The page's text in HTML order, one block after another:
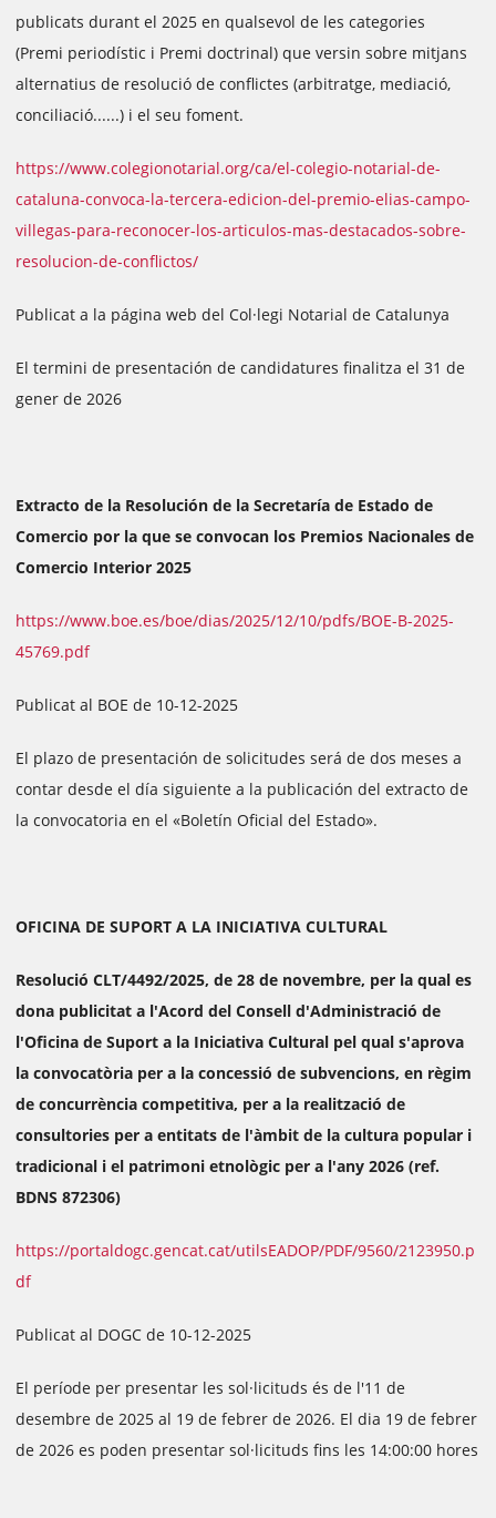
publicats durant el 2025 en qualsevol de les categories
(Premi periodístic i Premi doctrinal) que versin sobre mitjans
alternatius de resolució de conflictes (arbitratge, mediació,
conciliació......) i el seu foment.
https://www.colegionotarial.org/ca/el-colegio-notarial-de-
cataluna-convoca-la-tercera-edicion-del-premio-elias-campo-
villegas-para-reconocer-los-articulos-mas-destacados-sobre-
resolucion-de-conflictos/
Publicat a la página web del Col·legi Notarial de Catalunya
El termini de presentación de candidatures finalitza el 31 de
gener de 2026
Extracto de la Resolución de la Secretaría de Estado de
Comercio por la que se convocan los Premios Nacionales de
Comercio Interior 2025
https://www.boe.es/boe/dias/2025/12/10/pdfs/BOE-B-2025-
45769.pdf
Publicat al BOE de 10-12-2025
El plazo de presentación de solicitudes será de dos meses a
contar desde el día siguiente a la publicación del extracto de
la convocatoria en el «Boletín Oficial del Estado».
OFICINA DE SUPORT A LA INICIATIVA CULTURAL
Resolució CLT/4492/2025, de 28 de novembre, per la qual es
dona publicitat a l'Acord del Consell d'Administració de
l'Oficina de Suport a la Iniciativa Cultural pel qual s'aprova
la convocatòria per a la concessió de subvencions, en règim
de concurrència competitiva, per a la realització de
consultories per a entitats de l'àmbit de la cultura popular i
tradicional i el patrimoni etnològic per a l'any 2026 (ref.
BDNS 872306)
https://portaldogc.gencat.cat/utilsEADOP/PDF/9560/2123950.p
df
Publicat al DOGC de 10-12-2025
El període per presentar les sol·licituds és de l'11 de
desembre de 2025 al 19 de febrer de 2026. El dia 19 de febrer
de 2026 es poden presentar sol·licituds fins les 14:00:00 hores